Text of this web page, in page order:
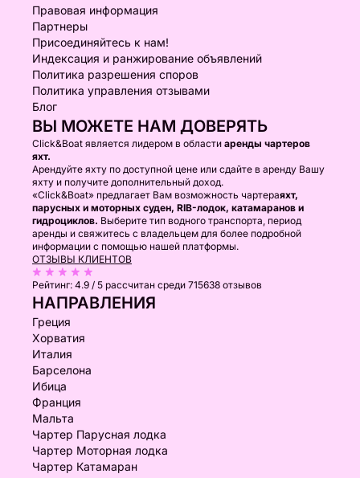
Правовая информация
Партнеры
Присоединяйтесь к нам!
Индексация и ранжирование объявлений
Политика разрешения споров
Политика управления отзывами
Блог
ВЫ МОЖЕТЕ НАМ ДОВЕРЯТЬ
Click&Boat является лидером в области аренды чартеров
яхт.
Арендуйте яхту по доступной цене или сдайте в аренду Вашу
яхту и получите дополнительный доход.
«Click&Boat» предлагает Вам возможность чартераяхт,
парусных и моторных суден, RIB-лодок, катамаранов и
гидроциклов. Выберите тип водного транспорта, период
аренды и свяжитесь с владельцем для более подробной
информации с помощью нашей платформы.
ОТЗЫВЫ КЛИЕНТОВ
Рейтинг: 4.9 / 5 рассчитан среди 715638 отзывов
НАПРАВЛЕНИЯ
Греция
Хорватия
Италия
Барселона
Ибица
Франция
Мальта
Чартер Парусная лодка
Чартер Моторная лодка
Чартер Катамаран